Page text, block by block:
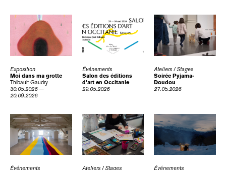
Exposition
Moi dans ma grotte
Thibault Gaudry
30.05.2026 —
20.09.2026
Événements
Salon des éditions
d’art en Occitanie
29.05.2026
Ateliers / Stages
Soirée Pyjama-
Doudou
27.05.2026
Événements
Ateliers / Stages
Événements